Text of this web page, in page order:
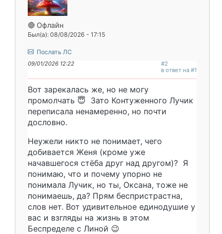
🔴 Офлайн
Был(а): 08/08/2026 - 17:15
Послать ЛС
09/01/2026 12:22
#2
в ответ на #1
Вот зарекалась же, но не могу
промолчать 😇 Зато Контуженного Лучик
переписала ненамеренно, но почти
дословно.
Неужели никто не понимает, чего
добивается Женя (кроме уже
начавшегося стёба друг над другом)? Я
понимаю, что и почему упорно не
понимала Лучик, но ты, Оксана, тоже не
понимаешь, да? Прям беспристрастна,
слов нет. Вот удивительное единодушие у
вас и взгляды на жизнь в этом
Беспределе с Линой 😉